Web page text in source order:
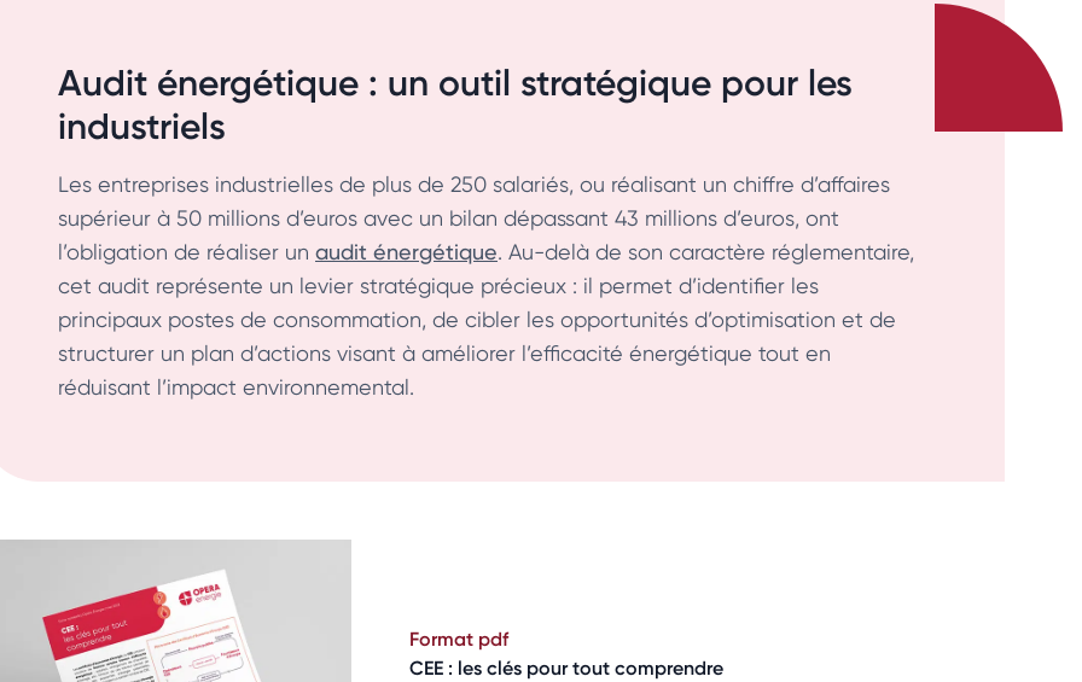
Audit énergétique : un outil stratégique pour les
industriels
Les entreprises industrielles de plus de 250 salariés, ou réalisant un chiffre d’affaires
supérieur à 50 millions d’euros avec un bilan dépassant 43 millions d’euros, ont
l’obligation de réaliser un audit énergétique. Au-delà de son caractère réglementaire,
cet audit représente un levier stratégique précieux : il permet d’identifier les
principaux postes de consommation, de cibler les opportunités d’optimisation et de
structurer un plan d’actions visant à améliorer l’efficacité énergétique tout en
réduisant l’impact environnemental.
Format pdf
CEE : les clés pour tout comprendre